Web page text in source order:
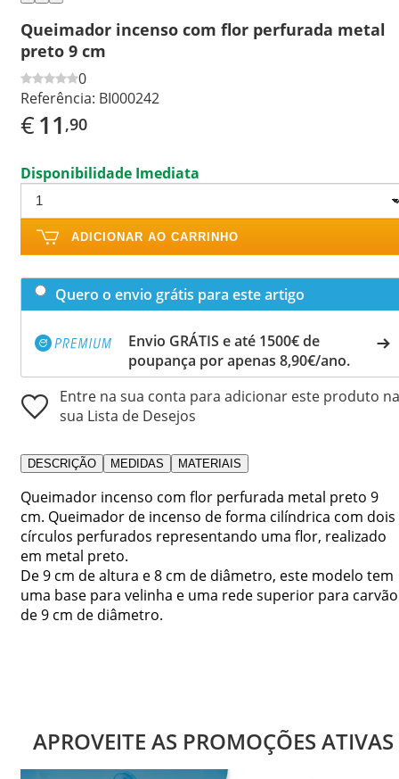
Queimador incenso com flor perfurada metal
preto 9 cm
0
Referência: BI000242
€11 ,90
Disponibilidade Imediata
ADICIONAR AO CARRINHO
Quero o envio grátis para este artigo
Envio GRÁTIS e até 1500€ de
poupança por apenas 8,90€/ano.
Entre na sua conta para adicionar este produto na
sua Lista de Desejos
DESCRIÇÃO MEDIDAS MATERIAIS
Queimador incenso com flor perfurada metal preto 9
cm. Queimador de incenso de forma cilíndrica com dois
círculos perfurados representando uma flor, realizado
em metal preto.
De 9 cm de altura e 8 cm de diâmetro, este modelo tem
uma base para velinha e uma rede superior para carvão
de 9 cm de diâmetro.
APROVEITE AS PROMOÇÕES ATIVAS